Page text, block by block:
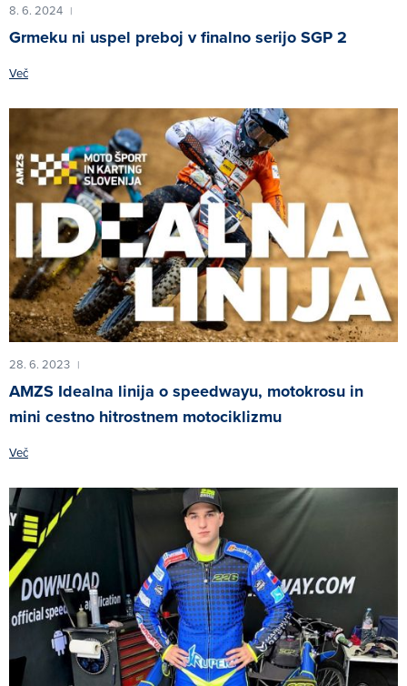
8. 6. 2024 |
Grmeku ni uspel preboj v finalno serijo SGP 2
Več
28. 6. 2023 |
AMZS Idealna linija o speedwayu, motokrosu in
mini cestno hitrostnem motociklizmu
Več